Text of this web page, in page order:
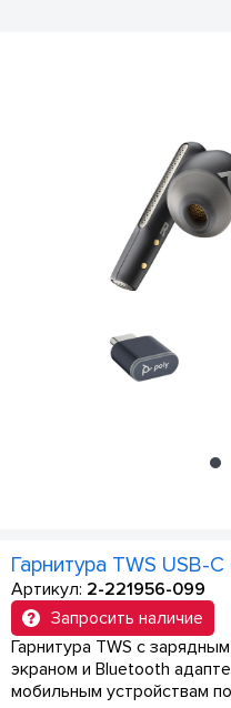
Гарнитура TWS USB-
Артикул: 2-221956-099
Запросить наличие
Гарнитура TWS с
экраном и Bluetooth
мобильным устройствам